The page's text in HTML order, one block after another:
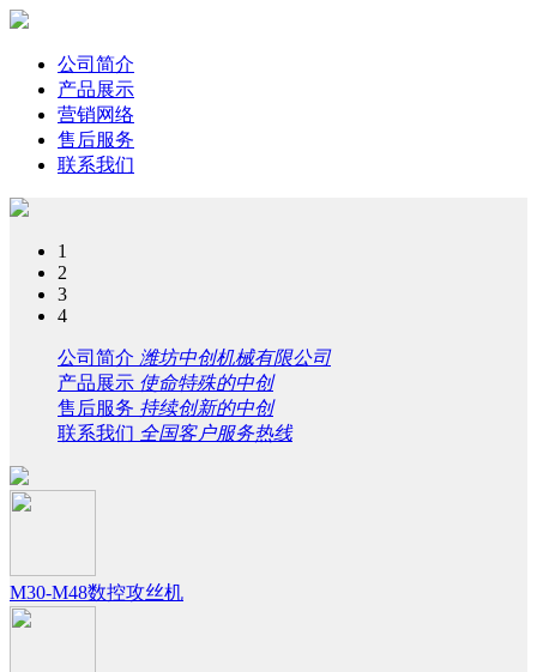
公司简介
产品展示
营销网络
售后服务
联系我们
1
2
3
4
公司简介 潍坊中创机械有限公司
产品展示 使命特殊的中创
售后服务 持续创新的中创
联系我们 全国客户服务热线
M30-M48数控攻丝机